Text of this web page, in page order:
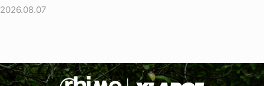
2026.08.07